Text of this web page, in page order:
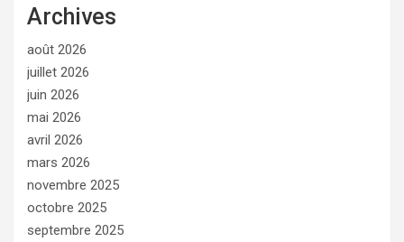
Archives
août 2026
juillet 2026
juin 2026
mai 2026
avril 2026
mars 2026
novembre 2025
octobre 2025
septembre 2025